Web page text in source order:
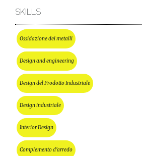
SKILLS
Ossidazione dei metalli
Design and engineering
Design del Prodotto Industriale
Design industriale
Interior Design
Complemento d'arredo